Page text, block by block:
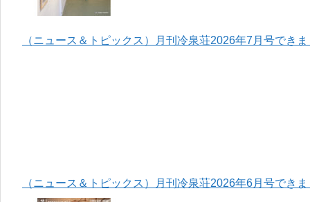
（ニュース＆トピックス）月刊冷泉荘2026年7月号でき
（ニュース＆トピックス）月刊冷泉荘2026年6月号でき